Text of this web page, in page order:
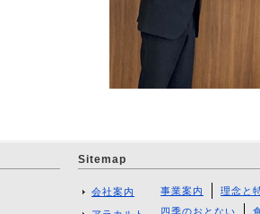
Sitemap
会社案内 事業案内
理念と
四季のおとない